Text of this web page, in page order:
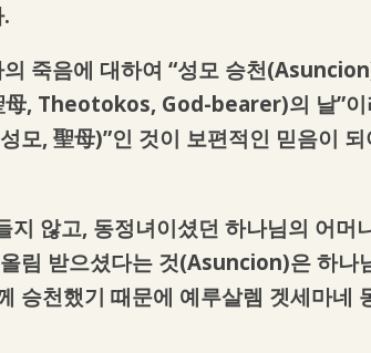
죽음에 대하여 “성모 승천
, Theotokos, God-bearer)의 날”이
모, 聖母)”인 것이 보편적인 믿음이
지 않고, 동정녀이셨던 하나님의 어
림 받으셨다는 것(Asuncion)은 하나
승천했기 때문에 예루살렘 겟세마네